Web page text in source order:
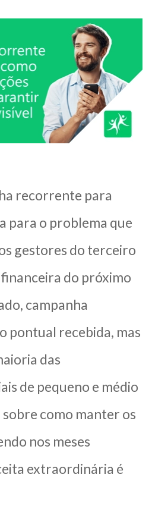
recorrente para
para o problema que
gestores do terceiro
do próximo
campanha
pontual recebida, mas
das
de pequeno e médio
como manter os
nos meses
extraordinária é